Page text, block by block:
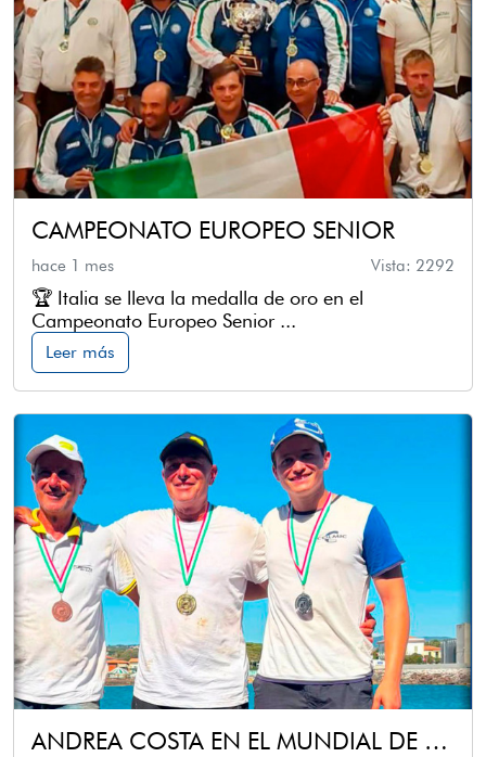
CAMPEONATO EUROPEO SENIOR
hace 1 mes Vista: 2292
🏆 Italia se lleva la medalla de oro en el
Campeonato Europeo Senior ...
Leer más
ANDREA COSTA EN EL MUNDIAL DE 2027